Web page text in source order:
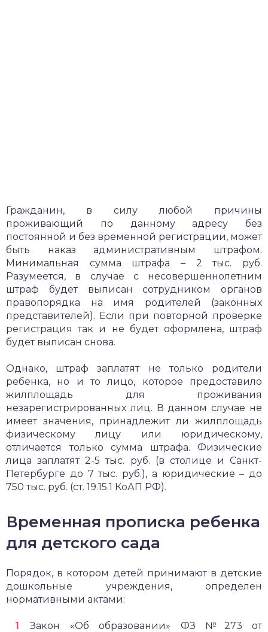
Гражданин, в силу любой причины
проживающий по данному адресу без
постоянной и без временной регистрации, может
быть наказ административным штрафом.
Минимальная сумма штрафа – 2 тыс. руб.
Разумеется, в случае с несовершеннолетним
штраф будет выписан сотрудником органов
правопорядка на имя родителей (законных
представителей). Если при повторной проверке
регистрация так и не будет оформлена, штраф
будет выписан снова.
Однако, штраф заплатят не только родители
ребенка, но и то лицо, которое предоставило
жилплощадь для проживания
незарегистрированных лиц. В данном случае не
имеет значения, принадлежит ли жилплощадь
физическому лицу или юридическому,
отличается только сумма штрафа. Физические
лица заплатят 2-5 тыс. руб. (в столице и Санкт-
Петербурге до 7 тыс. руб.), а юридические – до
750 тыс. руб. (ст. 19.15.1 КоАП РФ).
Временная прописка ребенка
для детского сада
Порядок, в котором детей принимают в детские
дошкольные учреждения, определен
нормативными актами:
Закон «Об образовании» ФЗ №273 от